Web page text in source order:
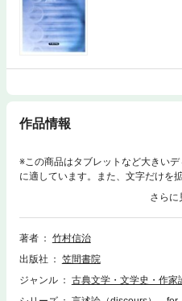
作品情報
※この商品はタブレットなど大きい
に適しています。また、文字だけを
ト、検索、辞書の参照、引用などの
からこぼれてしまう物語たち。語り
クトの在り方の分析、物語行為の分
象、言語テキストにこれを試みるこ
著者
竹村信治
出版社
笠間書院
ジャンル
古典文学・文学史・作家